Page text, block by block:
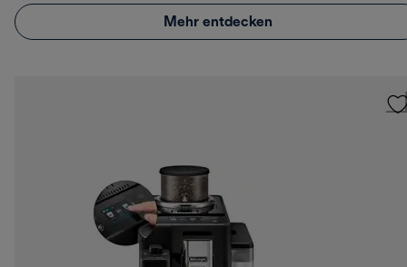
Mehr entdecken